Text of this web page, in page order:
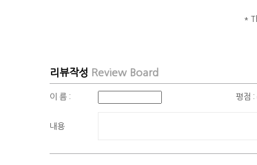
*
리뷰작성 Review Board
이 름 : 평점 :
내용